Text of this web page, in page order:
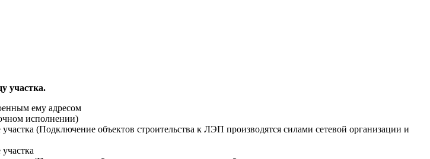
участка.
ему адресом
исполнении)
(Подключение объектов строительства к ЛЭП производятся силами сетевой организации и